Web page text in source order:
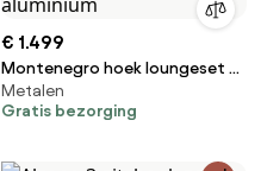
€ 1.499
Montenegro hoek loungeset 4
delig antraciet aluminium
Metalen
Gratis bezorging